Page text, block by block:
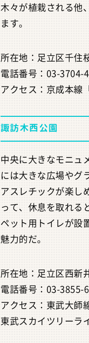
木々が植栽される他
ます。
所在地：足立区千住
電話番号：03-3704-
アクセス：京成本
諏訪木西公園
中央に大きなモニュ
には大きな広場やグ
アスレチックが楽し
って、休息を取れる
ペット用トイレが設
魅力的だ。
所在地：足立区西新
電話番号：03-3855-
アクセス：東武大師
東武スカイツリーラ